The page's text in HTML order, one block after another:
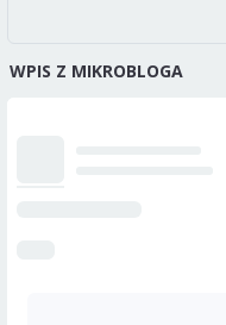
WPIS Z MIKROBLOGA